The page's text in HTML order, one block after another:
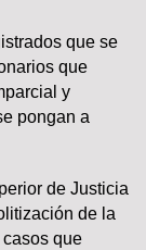
que se
que
y
pongan a
de Justicia
de la
que